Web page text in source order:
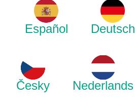
Español Deutsch
Česky Nederlands